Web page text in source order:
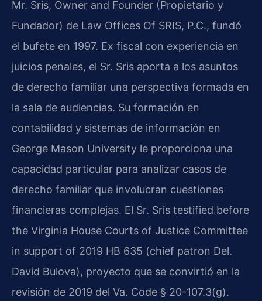
Mr. Sris, Owner and Founder (Propietario y
Fundador) de Law Offices Of SRIS, P.C., fundó
el bufete en 1997. Ex fiscal con experiencia en
juicios penales, el Sr. Sris aporta a los asuntos
de derecho familiar una perspectiva formada en
la sala de audiencias. Su formación en
contabilidad y sistemas de información en
George Mason University le proporciona una
capacidad particular para analizar casos de
derecho familiar que involucran cuestiones
financieras complejas. El Sr. Sris testified before
the Virginia House Courts of Justice Committee
in support of 2019 HB 635 (chief patron Del.
David Bulova), proyecto que se convirtió en la
revisión de 2019 del Va. Code § 20-107.3(g).